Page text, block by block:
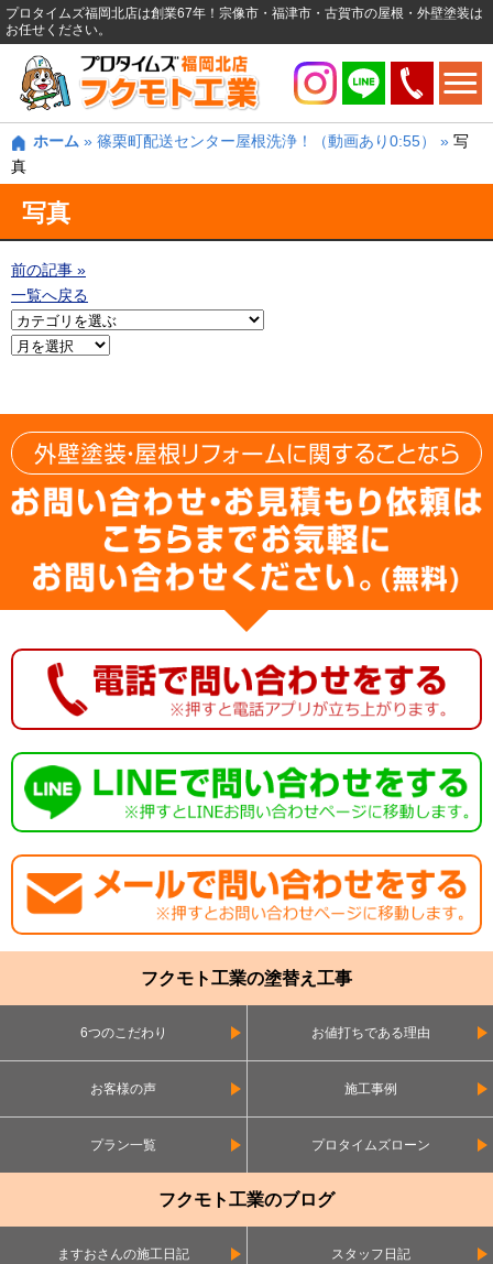
プロタイムズ福岡北店は創業67年！宗像市・福津市・古賀市の屋根・外壁塗装は
お任せください。
ホーム » 篠栗町配送センター屋根洗浄！（動画あり0:55） » 写
真
写真
前の記事 »
一覧へ戻る
フクモト工業の塗替え工事
6つのこだわり お値打ちである理由
お客様の声 施工事例
プラン一覧 プロタイムズローン
フクモト工業のブログ
ますおさんの施工日記 スタッフ日記